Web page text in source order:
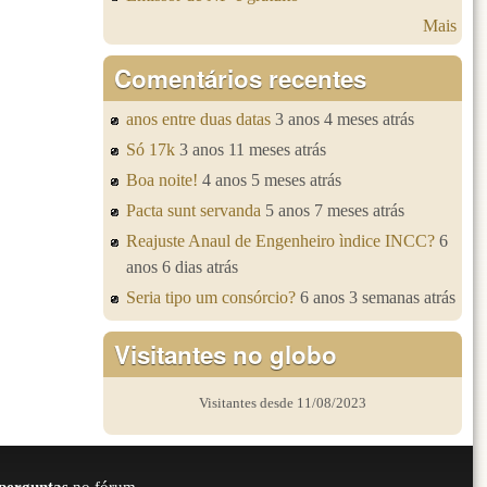
Mais
Comentários recentes
anos entre duas datas 3 anos 4 meses atrás
Só 17k 3 anos 11 meses atrás
Boa noite! 4 anos 5 meses atrás
Pacta sunt servanda 5 anos 7 meses atrás
Reajuste Anaul de Engenheiro ìndice INCC? 6
anos 6 dias atrás
Seria tipo um consórcio? 6 anos 3 semanas atrás
Visitantes no globo
Visitantes desde 11/08/2023